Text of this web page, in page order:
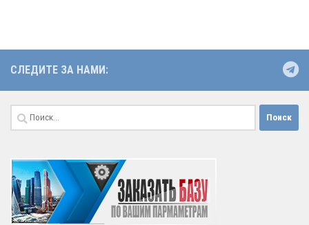
СЛЕДИТЕ ЗА НАМИ:
Найти: